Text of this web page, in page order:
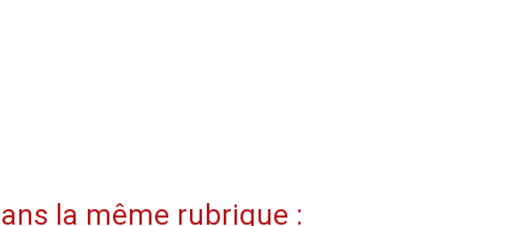
la même rubrique :